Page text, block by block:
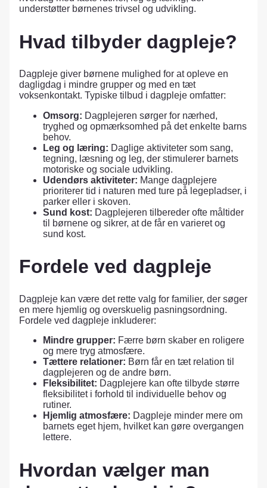
understøtter børnenes trivsel og udvikling.
Hvad tilbyder dagpleje?
Dagpleje giver børnene mulighed for at opleve en
dagligdag i mindre grupper og med en tæt
voksenkontakt. Typiske tilbud i dagpleje omfatter:
Omsorg: Dagplejeren sørger for nærhed,
tryghed og opmærksomhed på det enkelte barns
behov.
Leg og læring: Daglige aktiviteter som sang,
tegning, læsning og leg, der stimulerer barnets
motoriske og sociale udvikling.
Udendørs aktiviteter: Mange dagplejere
prioriterer tid i naturen med ture på legepladser, i
parker eller i skoven.
Sund kost: Dagplejeren tilbereder ofte måltider
til børnene og sikrer, at de får en varieret og
sund kost.
Fordele ved dagpleje
Dagpleje kan være det rette valg for familier, der søger
en mere hjemlig og overskuelig pasningsordning.
Fordele ved dagpleje inkluderer:
Mindre grupper: Færre børn skaber en roligere
og mere tryg atmosfære.
Tættere relationer: Børn får en tæt relation til
dagplejeren og de andre børn.
Fleksibilitet: Dagplejere kan ofte tilbyde større
fleksibilitet i forhold til individuelle behov og
rutiner.
Hjemlig atmosfære: Dagpleje minder mere om
barnets eget hjem, hvilket kan gøre overgangen
lettere.
Hvordan vælger man